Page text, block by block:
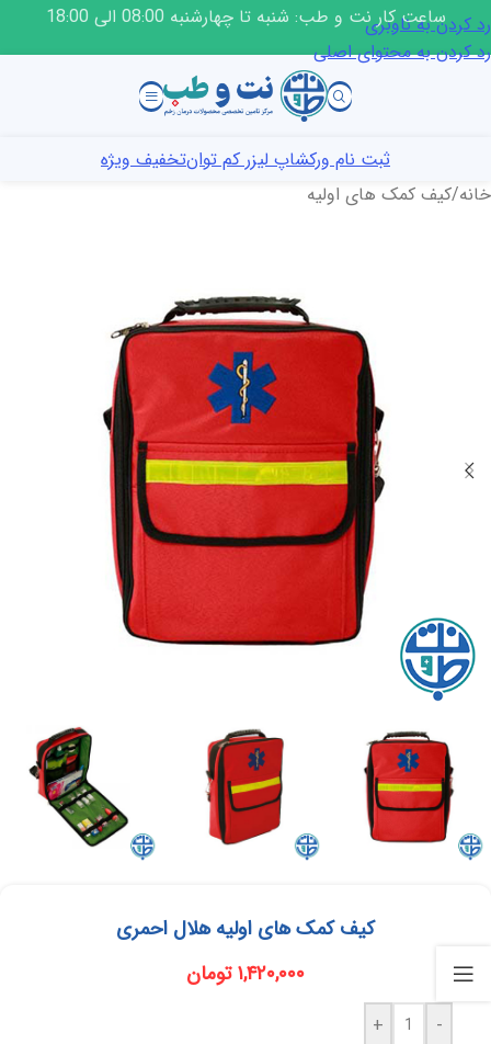
رد کردن به ناوبری
رد کردن به محتوای اصلی
ساعت کار نت و طب: شنبه تا چهارشنبه 08:00 الی 18:00
ثبت نام ورکشاپ لیزر کم توانتخفیف ویژه
خانه/کیف کمک های اولیه
کیف کمک های اولیه هلال احمری
۱,۴۲۰,۰۰۰ تومان
-
+